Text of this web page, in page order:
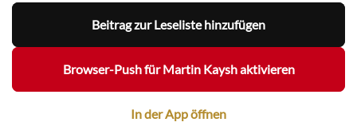
Beitrag zur Leseliste hinzufügen
Browser-Push für Martin Kaysh aktivieren
In der App öffnen